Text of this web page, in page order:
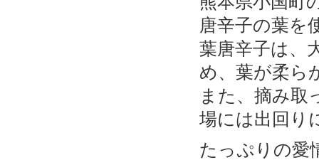
唐辛子の葉を
葉唐辛子は、
め、葉が柔ら
また、摘み取
場には出回り
たっぷりの愛